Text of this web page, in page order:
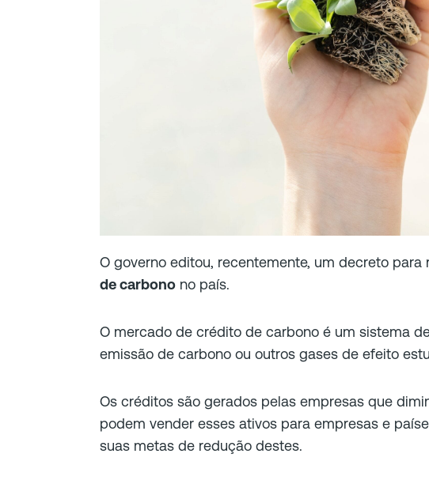
O governo editou, recentemente, um decreto para
de carbono no país.
O mercado de crédito de carbono é um sistema
emissão de carbono ou outros gases de efeito
Os créditos são gerados pelas empresas que
podem vender esses ativos para empresas e
suas metas de redução destes.